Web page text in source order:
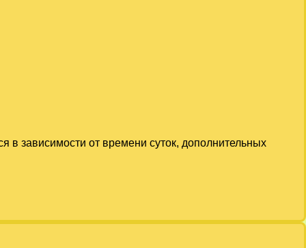
в зависимости от времени суток, дополнительных